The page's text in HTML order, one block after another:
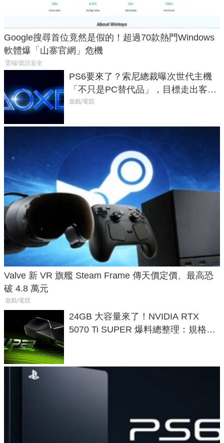
Google搜尋首位竟然是假的！超過70款熱門Windows
軟體爆「山寨官網」危機
雲端/資訊安全
PS6要來了？索尼總裁曝次世代主機
「不只是PC替代品」，目標走出客
廳、進軍電競桌面
遊戲/電競
Valve 新 VR 旗艦 Steam Frame 傳天價定價、最高恐
破 4.8 萬元
遊戲/電競
24GB 大容量來了！NVIDIA RTX
5070 Ti SUPER 爆料總整理：規格、